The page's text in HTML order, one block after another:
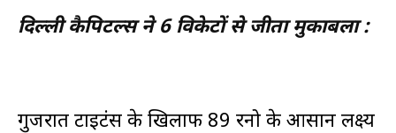
दिल्ली कैपिटल्स ने 6 विकेटों से जीता मुकाबला :
गुजरात टाइटंस के खिलाफ 89 रनो के आसान लक्ष्य